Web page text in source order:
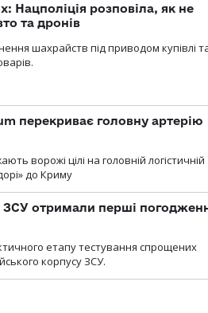
Нацполіція розповіла, як не
та дронів
шахрайств під приводом купівлі
перекриває головну артерію
ворожі цілі на головній логістичній
до Криму
ЗСУ отримали перші
етапу тестування спрощених
корпусу ЗСУ.